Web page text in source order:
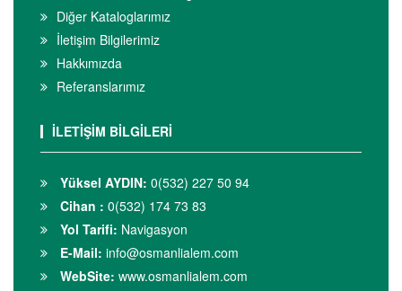
Diğer Kataloglarımız
İletişim Bilgilerimiz
Hakkımızda
Referanslarımız
İLETİŞİM BİLGİLERİ
Yüksel AYDIN: 0(532) 227 50 94
Cihan : 0(532) 174 73 83
Yol Tarifi: Navigasyon
E-Mail: info@osmanlialem.com
WebSite: www.osmanlialem.com